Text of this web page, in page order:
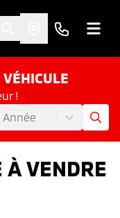
VÉHICULE
!
Année
À VENDRE